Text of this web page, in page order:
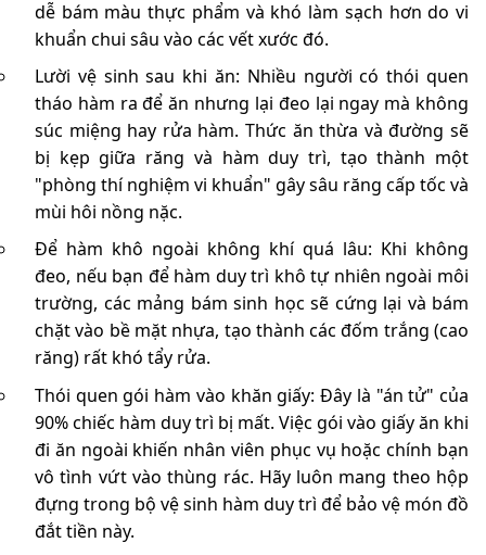
dễ bám màu thực phẩm và khó làm sạch hơn do vi
khuẩn chui sâu vào các vết xước đó.
Lười vệ sinh sau khi ăn: Nhiều người có thói quen
tháo hàm ra để ăn nhưng lại đeo lại ngay mà không
súc miệng hay rửa hàm. Thức ăn thừa và đường sẽ
bị kẹp giữa răng và hàm duy trì, tạo thành một
"phòng thí nghiệm vi khuẩn" gây sâu răng cấp tốc và
mùi hôi nồng nặc.
Để hàm khô ngoài không khí quá lâu: Khi không
đeo, nếu bạn để hàm duy trì khô tự nhiên ngoài môi
trường, các mảng bám sinh học sẽ cứng lại và bám
chặt vào bề mặt nhựa, tạo thành các đốm trắng (cao
răng) rất khó tẩy rửa.
Thói quen gói hàm vào khăn giấy: Đây là "án tử" của
90% chiếc hàm duy trì bị mất. Việc gói vào giấy ăn khi
đi ăn ngoài khiến nhân viên phục vụ hoặc chính bạn
vô tình vứt vào thùng rác. Hãy luôn mang theo hộp
đựng trong bộ vệ sinh hàm duy trì để bảo vệ món đồ
đắt tiền này.